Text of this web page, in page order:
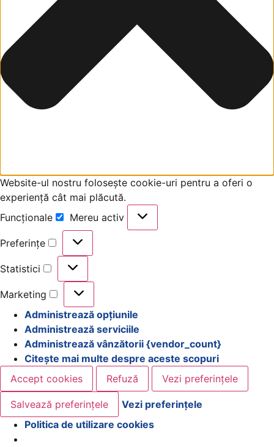
Website-ul nostru folosește cookie-uri pentru a oferi o
experiență cât mai plăcută.
Funcționale
Funcționale
Mereu activ
Preferințe
Preferințe
Statistici
Statistici
Marketing
Marketing
Administrează opțiunile
Administrează serviciile
Administrează vânzătorii {vendor_count}
Citește mai multe despre aceste scopuri
Accept cookies
Refuză Vezi preferințele
Salvează preferințele
Vezi preferințele
Politica de utilizare cookies